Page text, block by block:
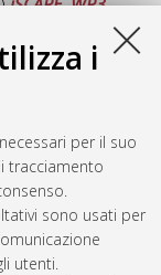
i
per il suo
tracciamento
sono usati per
utenti.
NOx pollutant
DOI
Enrico (2020)
Canyons.
Campaigns.
6317.